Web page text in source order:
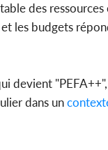
des
et les budgets
devient
dans un